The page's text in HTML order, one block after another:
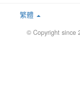
繁體
© Copyright since